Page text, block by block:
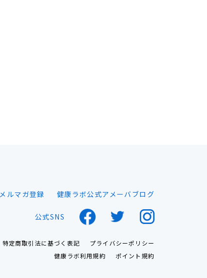
メルマガ登録 健康ラボ公式アメーバブログ
公式SNS
特定商取引法に基づく表記
プライバシーポリシー
健康ラボ利用規約
ポイント規約